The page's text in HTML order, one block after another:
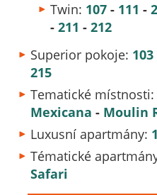
Twin: 107 - 111 -
- 211 - 212
Superior pokoje: 103
215
Tematické místnosti:
Mexicana - Moulin
Luxusní apartmány:
Tématické
Safari